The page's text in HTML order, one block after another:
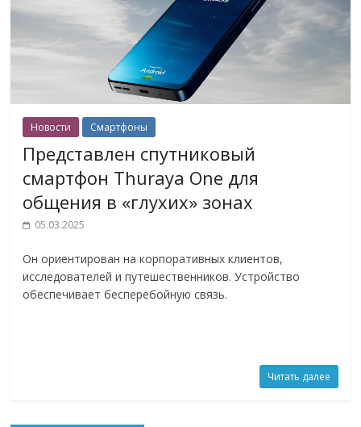
Новости Смартфоны
Представлен спутниковый
смартфон Thuraya One для
общения в «глухих» зонах
05.03.2025
Он ориентирован на корпоративных клиентов,
исследователей и путешественников. Устройство
обеспечивает бесперебойную связь.
Читать далее